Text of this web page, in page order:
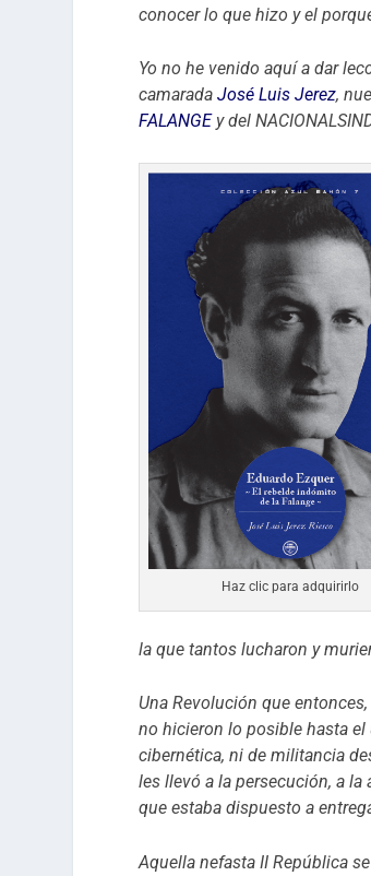
conocer lo que hizo y el
Yo no he venido aquí a dar
camaradaJosé Luis Jerez,
FALANGEy del
Haz clic para adquirirlo
la que tantos lucharon y
Una Revolución que
no hicieron lo posible hasta
cibernética, ni de militancia
les llevó a la persecución, a la
que estaba dispuesto a
Aquella nefasta II República